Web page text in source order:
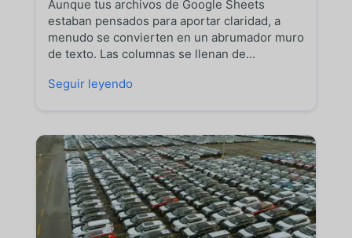
Aunque tus archivos de Google Sheets
estaban pensados para aportar claridad, a
menudo se convierten en un abrumador muro
de texto. Las columnas se llenan de...
Seguir leyendo